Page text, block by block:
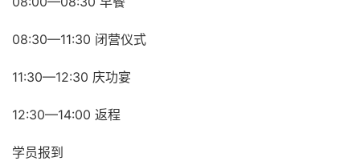
08:30—11:30 闭营仪式
11:30—12:30 庆功宴
12:30—14:00 返程
学员报到